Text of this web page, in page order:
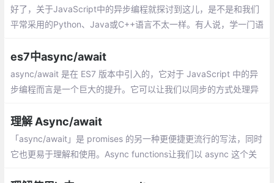
好了，关于JavaScript中的异步编程就探讨到这儿，是不是和我们
平常采用的Python、Java或C++语言不太一样。有人说，学一门语
方式来解决异步编程吧
es7中async/await
async/await 是在 ES7 版本中引入的，它对于 JavaScript 中的异
步编程而言是一个巨大的提升。它可以让我们以同步的方式处理异
需要动点脑筋
理解 Async/await
「async/await」是 promises 的另一种更便捷更流行的写法，同时
它也更易于理解和使用。Async functions让我们以 async 这个关